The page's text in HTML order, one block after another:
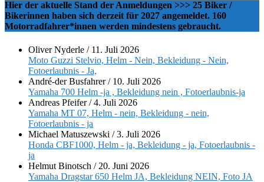
Hier der aktuelle Stand der Anmeldungen >>> 25 Biker /
Bikerinnen haben sich derzeit für 2027 angemeldet. 160
Motorradfahrer*innen werden mindestens gebraucht.
Oliver Nyderle / 11. Juli 2026
Moto Guzzi Stelvio, Helm - Nein, Bekleidung - Nein,
Fotoerlaubnis - Ja,
André-der Busfahrer/ 10. Juli 2026
Yamaha 700 Helm -ja , Bekleidung nein , Fotoerlaubnis-ja
Andreas Pfeifer/4. Juli 2026
Yamaha MT 07, Helm - nein, Bekleidung - nein,
Fotoerlaubnis - ja
Michael Matuszewski /3. Juli 2026
Honda CBF1000, Helm - ja, Bekleidung - ja, Fotoerlaubnis -
ja
Helmut Binotsch / 20. Juni 2026
Yamaha Dragstar 650 Helm JA, Bekleidung NEIN, Foto JA